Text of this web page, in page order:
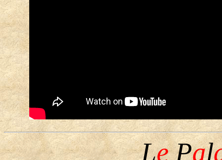
LePal